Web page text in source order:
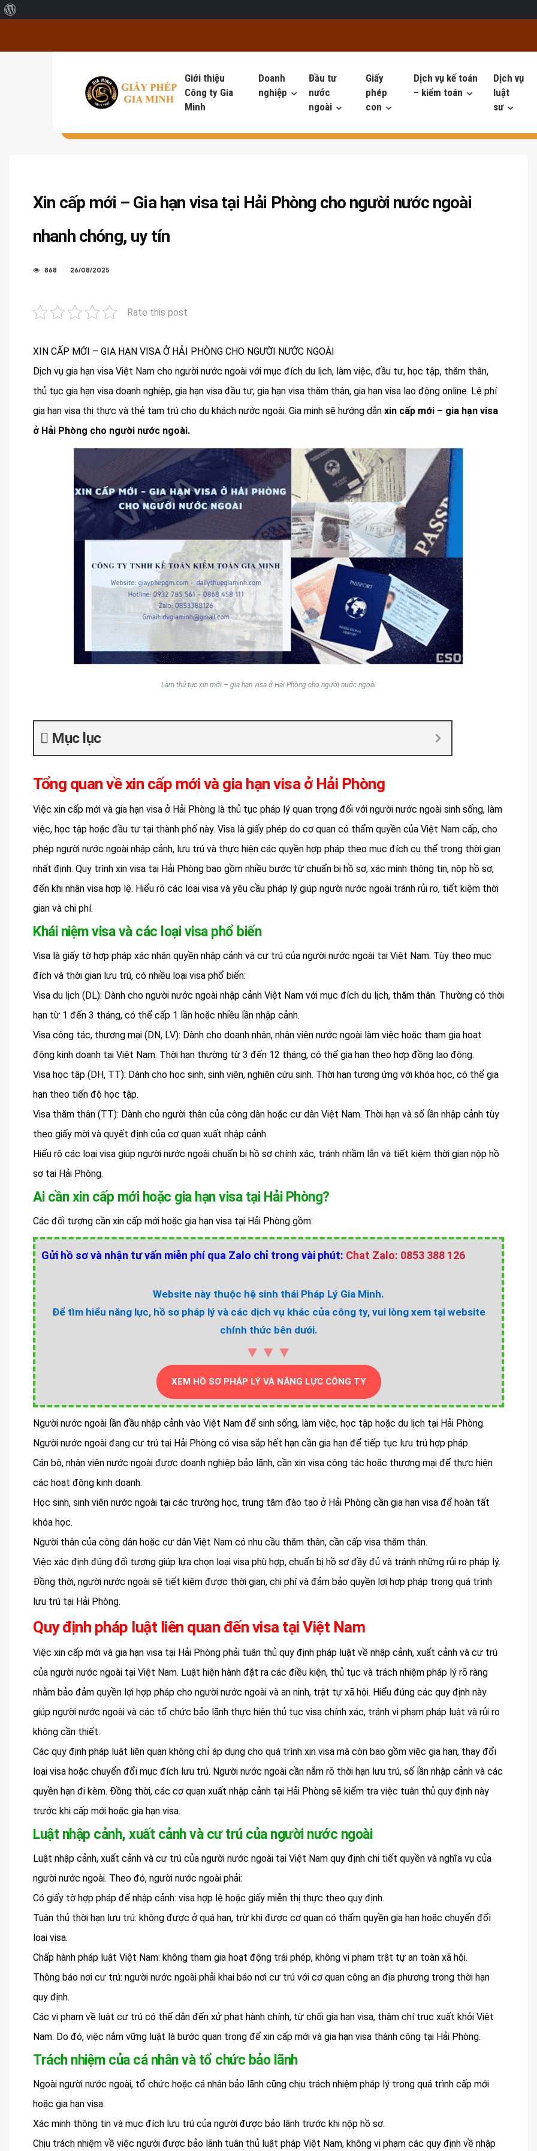
Giới thiệu
Công ty Gia
Minh
Doanh
nghiệp
Đầu tư
nước
ngoài
Giấy
phép
con
Dịch vụ kế toán
– kiểm toán
Dịch vụ
luật
sư
Xin cấp mới – Gia hạn visa tại Hải Phòng cho người nước ngoài
nhanh chóng, uy tín
868 26/08/2025
Rate this post
XIN CẤP MỚI – GIA HẠN VISA Ở HẢI PHÒNG CHO NGƯỜI NƯỚC NGOÀI
Dịch vụ gia hạn visa Việt Nam cho người nước ngoài với mục đích du lịch, làm việc, đầu tư, học tập, thăm thân,
thủ tục gia hạn visa doanh nghiệp, gia hạn visa đầu tư, gia hạn visa thăm thân, gia hạn visa lao động online. Lệ phí
gia hạn visa thị thực và thẻ tạm trú cho du khách nước ngoài. Gia minh sẽ hướng dẫn xin cấp mới – gia hạn visa
ở Hải Phòng cho người nước ngoài.
Làm thủ tục xin mới – gia hạn visa ở Hải Phòng cho người nước ngoài
Mục lục
Tổng quan về xin cấp mới và gia hạn visa ở Hải Phòng
Việc xin cấp mới và gia hạn visa ở Hải Phòng là thủ tục pháp lý quan trọng đối với người nước ngoài sinh sống, làm
việc, học tập hoặc đầu tư tại thành phố này. Visa là giấy phép do cơ quan có thẩm quyền của Việt Nam cấp, cho
phép người nước ngoài nhập cảnh, lưu trú và thực hiện các quyền hợp pháp theo mục đích cụ thể trong thời gian
nhất định. Quy trình xin visa tại Hải Phòng bao gồm nhiều bước từ chuẩn bị hồ sơ, xác minh thông tin, nộp hồ sơ,
đến khi nhận visa hợp lệ. Hiểu rõ các loại visa và yêu cầu pháp lý giúp người nước ngoài tránh rủi ro, tiết kiệm thời
gian và chi phí.
Khái niệm visa và các loại visa phổ biến
Visa là giấy tờ hợp pháp xác nhận quyền nhập cảnh và cư trú của người nước ngoài tại Việt Nam. Tùy theo mục
đích và thời gian lưu trú, có nhiều loại visa phổ biến:
Visa du lịch (DL): Dành cho người nước ngoài nhập cảnh Việt Nam với mục đích du lịch, thăm thân. Thường có thời
hạn từ 1 đến 3 tháng, có thể cấp 1 lần hoặc nhiều lần nhập cảnh.
Visa công tác, thương mại (DN, LV): Dành cho doanh nhân, nhân viên nước ngoài làm việc hoặc tham gia hoạt
động kinh doanh tại Việt Nam. Thời hạn thường từ 3 đến 12 tháng, có thể gia hạn theo hợp đồng lao động.
Visa học tập (DH, TT): Dành cho học sinh, sinh viên, nghiên cứu sinh. Thời hạn tương ứng với khóa học, có thể gia
hạn theo tiến độ học tập.
Visa thăm thân (TT): Dành cho người thân của công dân hoặc cư dân Việt Nam. Thời hạn và số lần nhập cảnh tùy
theo giấy mời và quyết định của cơ quan xuất nhập cảnh.
Hiểu rõ các loại visa giúp người nước ngoài chuẩn bị hồ sơ chính xác, tránh nhầm lẫn và tiết kiệm thời gian nộp hồ
sơ tại Hải Phòng.
Ai cần xin cấp mới hoặc gia hạn visa tại Hải Phòng?
Các đối tượng cần xin cấp mới hoặc gia hạn visa tại Hải Phòng gồm:
Gửi hồ sơ và nhận tư vấn miễn phí qua Zalo chỉ trong vài phút: Chat Zalo: 0853 388 126
Website này thuộc hệ sinh thái Pháp Lý Gia Minh.
Để tìm hiểu năng lực, hồ sơ pháp lý và các dịch vụ khác của công ty, vui lòng xem tại website
chính thức bên dưới.
▼▼▼
XEM HỒ SƠ PHÁP LÝ VÀ NĂNG LỰC CÔNG TY
Người nước ngoài lần đầu nhập cảnh vào Việt Nam để sinh sống, làm việc, học tập hoặc du lịch tại Hải Phòng.
Người nước ngoài đang cư trú tại Hải Phòng có visa sắp hết hạn cần gia hạn để tiếp tục lưu trú hợp pháp.
Cán bộ, nhân viên nước ngoài được doanh nghiệp bảo lãnh, cần xin visa công tác hoặc thương mại để thực hiện
các hoạt động kinh doanh.
Học sinh, sinh viên nước ngoài tại các trường học, trung tâm đào tạo ở Hải Phòng cần gia hạn visa để hoàn tất
khóa học.
Người thân của công dân hoặc cư dân Việt Nam có nhu cầu thăm thân, cần cấp visa thăm thân.
Việc xác định đúng đối tượng giúp lựa chọn loại visa phù hợp, chuẩn bị hồ sơ đầy đủ và tránh những rủi ro pháp lý.
Đồng thời, người nước ngoài sẽ tiết kiệm được thời gian, chi phí và đảm bảo quyền lợi hợp pháp trong quá trình
lưu trú tại Hải Phòng.
Quy định pháp luật liên quan đến visa tại Việt Nam
Việc xin cấp mới và gia hạn visa tại Hải Phòng phải tuân thủ quy định pháp luật về nhập cảnh, xuất cảnh và cư trú
của người nước ngoài tại Việt Nam. Luật hiện hành đặt ra các điều kiện, thủ tục và trách nhiệm pháp lý rõ ràng
nhằm bảo đảm quyền lợi hợp pháp cho người nước ngoài và an ninh, trật tự xã hội. Hiểu đúng các quy định này
giúp người nước ngoài và các tổ chức bảo lãnh thực hiện thủ tục visa chính xác, tránh vi phạm pháp luật và rủi ro
không cần thiết.
Các quy định pháp luật liên quan không chỉ áp dụng cho quá trình xin visa mà còn bao gồm việc gia hạn, thay đổi
loại visa hoặc chuyển đổi mục đích lưu trú. Người nước ngoài cần nắm rõ thời hạn lưu trú, số lần nhập cảnh và các
quyền hạn đi kèm. Đồng thời, các cơ quan xuất nhập cảnh tại Hải Phòng sẽ kiểm tra việc tuân thủ quy định này
trước khi cấp mới hoặc gia hạn visa.
Luật nhập cảnh, xuất cảnh và cư trú của người nước ngoài
Luật nhập cảnh, xuất cảnh và cư trú của người nước ngoài tại Việt Nam quy định chi tiết quyền và nghĩa vụ của
người nước ngoài. Theo đó, người nước ngoài phải:
Có giấy tờ hợp pháp để nhập cảnh: visa hợp lệ hoặc giấy miễn thị thực theo quy định.
Tuân thủ thời hạn lưu trú: không được ở quá hạn, trừ khi được cơ quan có thẩm quyền gia hạn hoặc chuyển đổi
loại visa.
Chấp hành pháp luật Việt Nam: không tham gia hoạt động trái phép, không vi phạm trật tự an toàn xã hội.
Thông báo nơi cư trú: người nước ngoài phải khai báo nơi cư trú với cơ quan công an địa phương trong thời hạn
quy định.
Các vi phạm về luật cư trú có thể dẫn đến xử phạt hành chính, từ chối gia hạn visa, thậm chí trục xuất khỏi Việt
Nam. Do đó, việc nắm vững luật là bước quan trọng để xin cấp mới và gia hạn visa thành công tại Hải Phòng.
Trách nhiệm của cá nhân và tổ chức bảo lãnh
Ngoài người nước ngoài, tổ chức hoặc cá nhân bảo lãnh cũng chịu trách nhiệm pháp lý trong quá trình cấp mới
hoặc gia hạn visa:
Xác minh thông tin và mục đích lưu trú của người được bảo lãnh trước khi nộp hồ sơ.
Chịu trách nhiệm về việc người được bảo lãnh tuân thủ luật pháp Việt Nam, không vi phạm các quy định về nhập